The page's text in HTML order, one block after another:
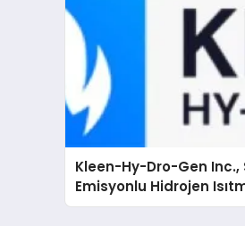
Kleen-Hy-Dro-Gen Inc.,
Emisyonlu Hidrojen
ve TSSA Düzenleyici